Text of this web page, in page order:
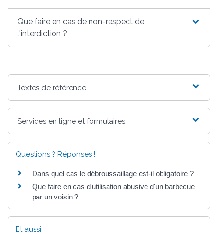
Que faire en cas de non-respect de
l'interdiction ?
Textes de référence
Services en ligne et formulaires
Questions ? Réponses !
Dans quel cas le débroussaillage est-il obligatoire ?
Que faire en cas d'utilisation abusive d'un barbecue
par un voisin ?
Et aussi